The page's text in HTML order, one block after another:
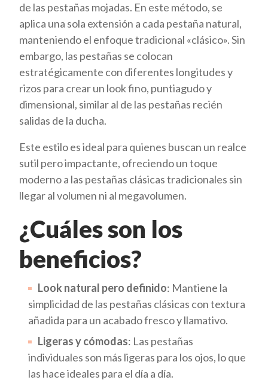
de las pestañas mojadas. En este método, se
aplica una sola extensión a cada pestaña natural,
manteniendo el enfoque tradicional «clásico». Sin
embargo, las pestañas se colocan
estratégicamente con diferentes longitudes y
rizos para crear un look fino, puntiagudo y
dimensional, similar al de las pestañas recién
salidas de la ducha.
Este estilo es ideal para quienes buscan un realce
sutil pero impactante, ofreciendo un toque
moderno a las pestañas clásicas tradicionales sin
llegar al volumen ni al megavolumen.
¿Cuáles son los
beneficios?
Look natural pero definido: Mantiene la
simplicidad de las pestañas clásicas con textura
añadida para un acabado fresco y llamativo.
Ligeras y cómodas: Las pestañas
individuales son más ligeras para los ojos, lo que
las hace ideales para el día a día.